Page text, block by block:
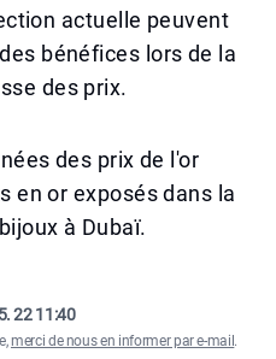
actuelle peuvent
bénéfices lors de la
des prix.
des prix de l'or
en or exposés dans la
à Dubaï.
22 11:40
merci de nous en informer par e-mail .